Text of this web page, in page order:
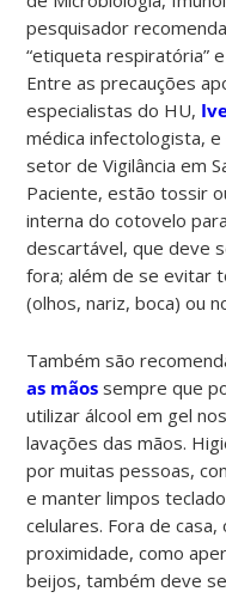
pesquisador
“etiqueta respiratória”
Entre as precauções
especialistas do HU,
médica infectologista, e
setor de Vigilância em
Paciente, estão tossir
interna do cotovelo
descartável, que deve
fora; além de se evitar
(olhos, nariz, boca) ou
Também são
as mãos sempre que
utilizar álcool em gel
lavações das mãos.
por muitas pessoas,
e manter limpos
celulares. Fora de
proximidade, como
beijos, também deve